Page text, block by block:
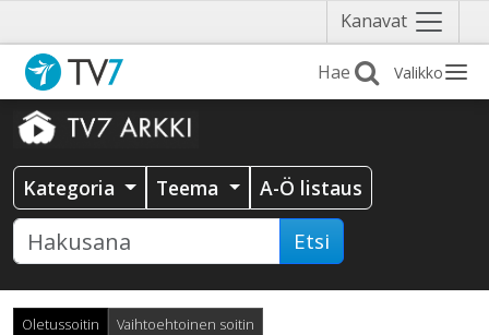
Kanavat Näytä
valikko
Valikko
Kategoria Teema A-Ö listaus
Etsi
Oletussoitin Vaihtoehtoinen soitin